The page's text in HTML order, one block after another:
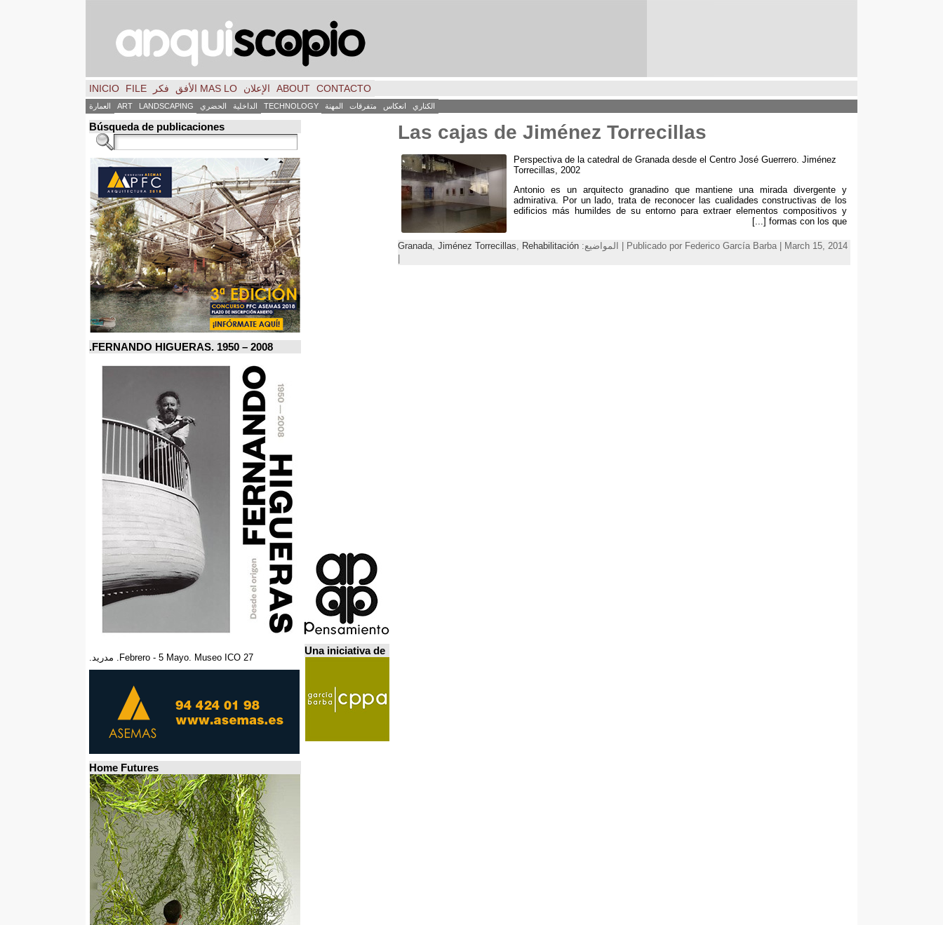
INICIO FILE فكر MAS LO الأفق الإعلان ABOUT CONTACTO
العمارة ART LANDSCAPING الحضري الداخلية TECHNOLOGY المهنة متفرقات انعكاس الكناري
Las cajas de Jiménez Torrecillas
Perspectiva de la catedral de Granada desde el Centro José Guerrero Jiménez
Torrecillas , 2002
Antonio es un arquitecto granadino que mantiene una mirada divergente y
admirativa
Por un lado ,trata de reconocer las cualidades constructivas de los
edificios más humildes de su entorno para extraer elementos compositivos y
formas con los que
[...]
Publicado por Federico García Barba | March 15, 2014 | المواضيع: Granada Jiménez Torrecillas
Rehabilitación
Una iniciativa de
Búsqueda de publicaciones
FERNANDO HIGUERAS. 1950 – 2008.
27 Febrero - 5 Mayo. Museo ICO. مدريد.
Home Futures